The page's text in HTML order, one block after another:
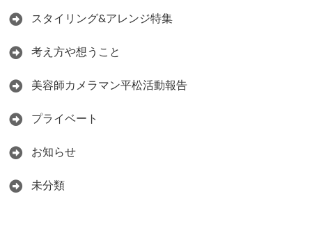
スタイリング&アレンジ特集
考え方や想うこと
美容師カメラマン平松活動報告
プライベート
お知らせ
未分類